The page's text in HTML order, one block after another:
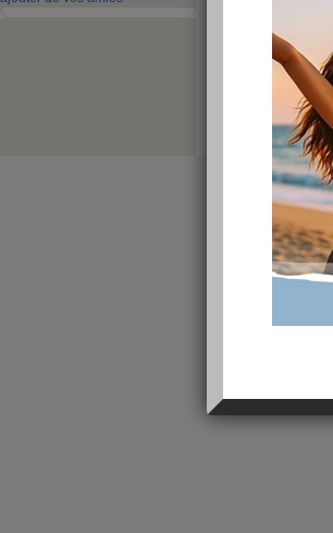
Je
publié le 30/07/
Je m’appelle
souhaite vraiment
mais cette fois
lire la suite
1 - 1 de 1 «